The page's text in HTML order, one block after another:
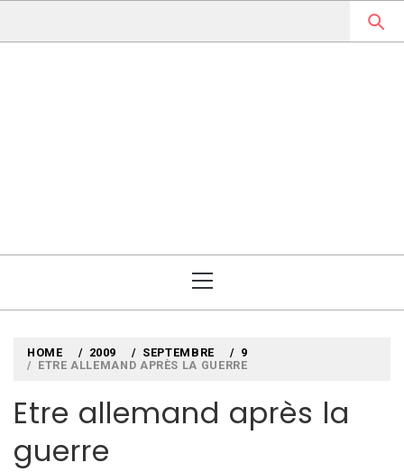
Menu
HOME 2009 SEPTEMBRE
9
ETRE ALLEMAND APRÈS LA GUERRE
Etre allemand après la
guerre